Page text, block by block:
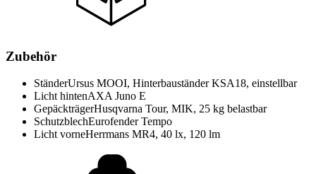
Zubehör
StänderUrsus MOOI, Hinterbauständer KSA18, einstellbar
Licht hintenAXA Juno E
GepäckträgerHusqvarna Tour, MIK, 25 kg belastbar
SchutzblechEurofender Tempo
Licht vorneHerrmans MR4, 40 lx, 120 lm